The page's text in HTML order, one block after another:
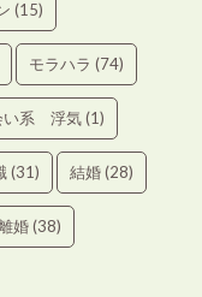
(15)
モラハラ (74)
い系 浮気(1)
(31) 結婚(28)
婚(38)